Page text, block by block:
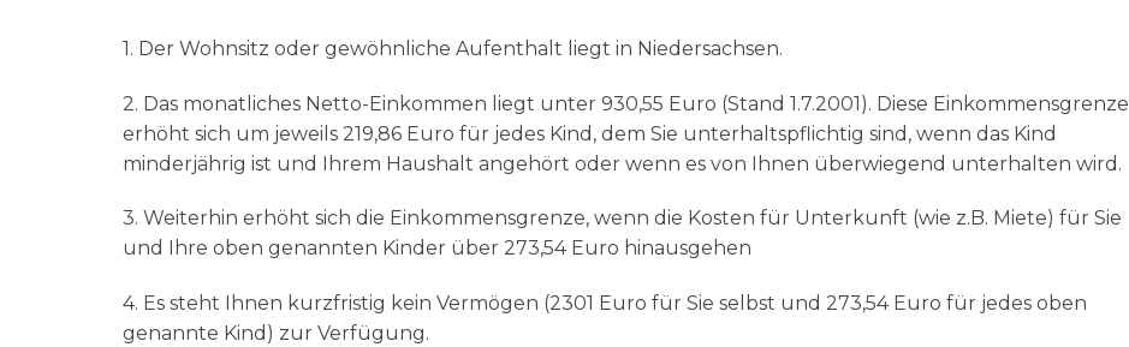
1. Der Wohnsitz oder gewöhnliche Aufenthalt liegt in Niedersachsen.
2. Das monatliches Netto-Einkommen liegt unter 930,55 Euro (Stand 1.7.2001). Diese Einkommensgrenze
erhöht sich um jeweils 219,86 Euro für jedes Kind, dem Sie unterhaltspflichtig sind, wenn das Kind
minderjährig ist und Ihrem Haushalt angehört oder wenn es von Ihnen überwiegend unterhalten wird.
3. Weiterhin erhöht sich die Einkommensgrenze, wenn die Kosten für Unterkunft (wie z.B. Miete) für Sie
und Ihre oben genannten Kinder über 273,54 Euro hinausgehen
4. Es steht Ihnen kurzfristig kein Vermögen (2301 Euro für Sie selbst und 273,54 Euro für jedes oben
genannte Kind) zur Verfügung.